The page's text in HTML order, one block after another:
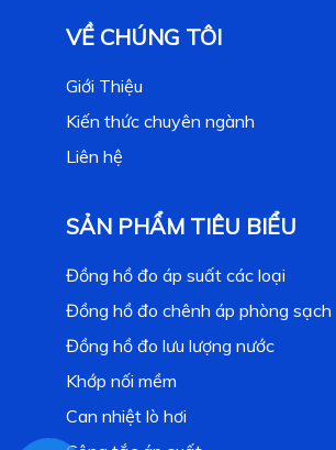
VỀ CHÚNG TÔI
Giới Thiệu
Kiến thức chuyên ngành
Liên hệ
SẢN PHẨM TIÊU BIỂU
Đồng hồ đo áp suất các loại
Đồng hồ đo chênh áp phòng sạch
Đồng hồ đo lưu lượng nước
Khớp nối mềm
Can nhiệt lò hơi